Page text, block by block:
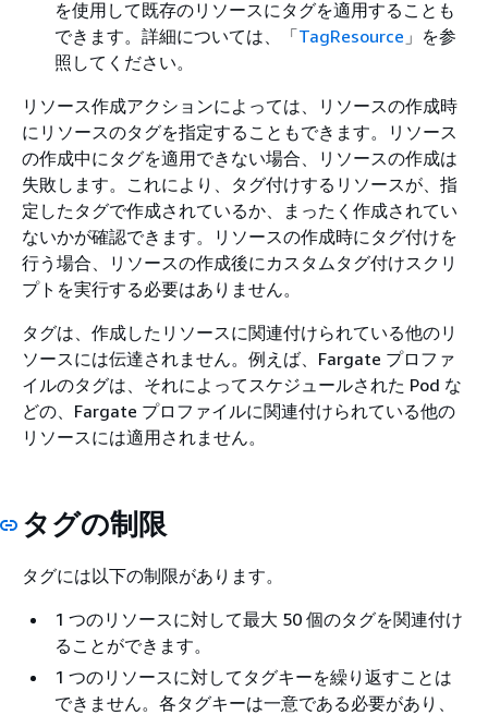
を使用して既存のリソースにタグを適用することも
できます。詳細については、「TagResource 」を参
照してください。
リソース作成アクションによっては、リソースの作成時
にリソースのタグを指定することもできます。リソース
の作成中にタグを適用できない場合、リソースの作成は
失敗します。これにより、タグ付けするリソースが、指
定したタグで作成されているか、まったく作成されてい
ないかが確認できます。リソースの作成時にタグ付けを
行う場合、リソースの作成後にカスタムタグ付けスクリ
プトを実行する必要はありません。
タグは、作成したリソースに関連付けられている他のリ
ソースには伝達されません。例えば、Fargate プロファ
イルのタグは、それによってスケジュールされた Pod な
どの、Fargate プロファイルに関連付けられている他の
リソースには適用されません。
タグの制限
タグには以下の制限があります。
1 つのリソースに対して最大 50 個のタグを関連付け
ることができます。
1 つのリソースに対してタグキーを繰り返すことは
できません。各タグキーは一意である必要があり、